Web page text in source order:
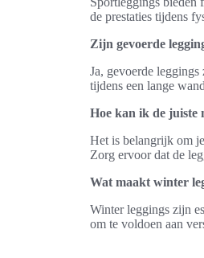
de prestaties tijdens
Zijn gevoerde
Ja, gevoerde
tijdens een lange
Hoe kan ik de juiste
Het is belangrijk om
Zorg ervoor dat de
Wat maakt winter
Winter leggings zijn
om te voldoen aan